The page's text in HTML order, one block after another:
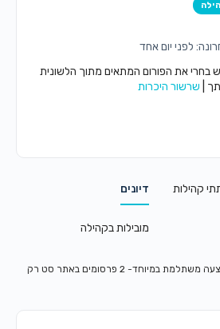
לפני יום אחד
בחרי את הפורום המתאים מתוך הלשונית
| שרשור היכרות
קהילות דיונים
מובילות בקהילה
הצעה משתלמת במיוחד- 2 פרסומים באתר סט רק